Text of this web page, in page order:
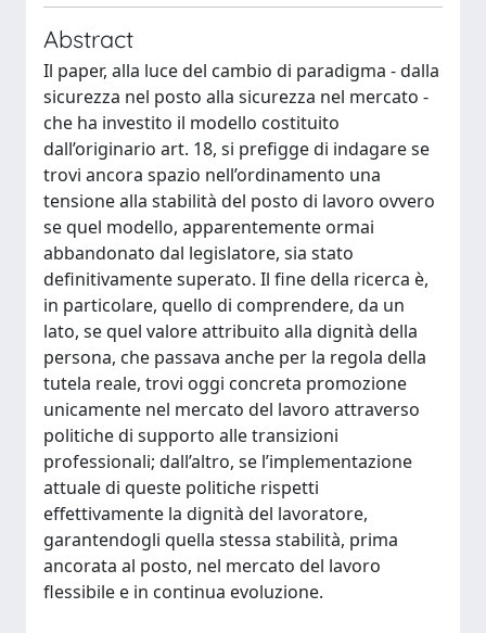
Abstract
Il paper, alla luce del cambio di paradigma - dalla
sicurezza nel posto alla sicurezza nel mercato -
che ha investito il modello costituito
dall’originario art. 18, si prefigge di indagare se
trovi ancora spazio nell’ordinamento una
tensione alla stabilità del posto di lavoro ovvero
se quel modello, apparentemente ormai
abbandonato dal legislatore, sia stato
definitivamente superato. Il fine della ricerca è,
in particolare, quello di comprendere, da un
lato, se quel valore attribuito alla dignità della
persona, che passava anche per la regola della
tutela reale, trovi oggi concreta promozione
unicamente nel mercato del lavoro attraverso
politiche di supporto alle transizioni
professionali; dall’altro, se l’implementazione
attuale di queste politiche rispetti
effettivamente la dignità del lavoratore,
garantendogli quella stessa stabilità, prima
ancorata al posto, nel mercato del lavoro
flessibile e in continua evoluzione.